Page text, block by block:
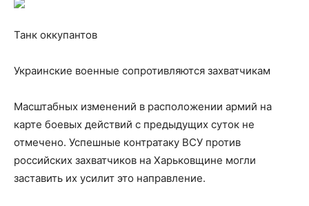
Танк оккупантов
Украинские военные сопротивляются захватчикам
Масштабных изменений в расположении армий на
карте боевых действий с предыдущих суток не
отмечено. Успешные контратаку ВСУ против
российских захватчиков на Харьковщине могли
заставить их усилит это направление.